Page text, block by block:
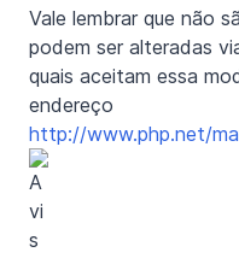
Vale lembrar que não
podem ser alteradas
quais aceitam essa
endereço
http://www.php.net/